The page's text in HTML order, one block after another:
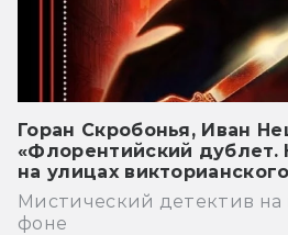
Горан Скробонья, Иван
«Флорентийский дублет.
на улицах
Мистический детектив на
фоне